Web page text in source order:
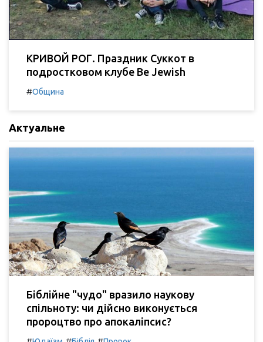
КРИВОЙ РОГ. Праздник Суккот в
подростковом клубе Be Jewish
#Община
Актуальне
Біблійне "чудо" вразило наукову
спільноту: чи дійсно виконується
пророцтво про апокаліпсис?